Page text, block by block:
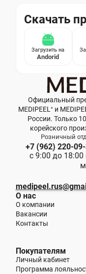
Скачать
Загрузить на
Andorid
Официальный
MEDIPEEL⁺ и
России. Только
корейского
Розничный
+7 (962) 220-
с 9:00 до 18:00
О нас
О компании
Вакансии
Контакты
Покупателям
Личный кабинет
Программа